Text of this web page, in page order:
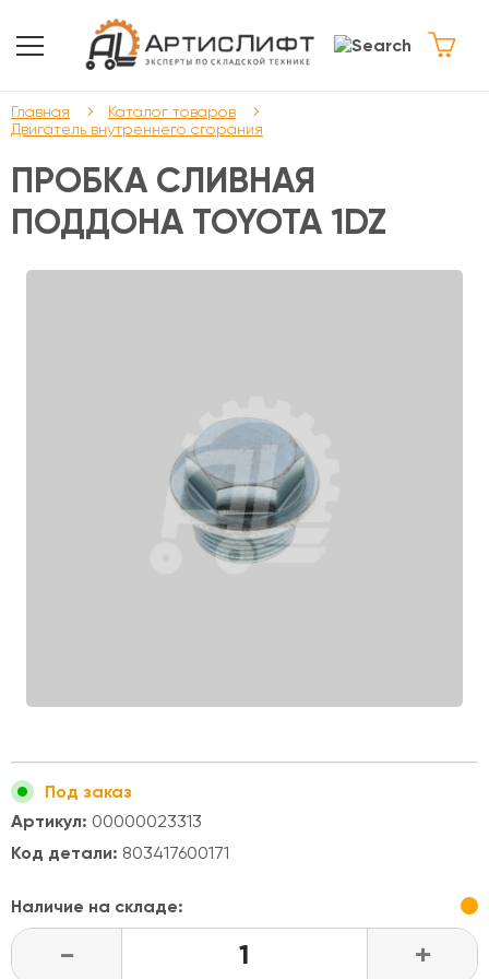
Главная
Каталог товаров
Двигатель внутреннего сгорания
ПРОБКА СЛИВНАЯ
ПОДДОНА TOYOTA 1DZ
Под заказ
Артикул: 00000023313
Код детали: 803417600171
Наличие на складе:
- +